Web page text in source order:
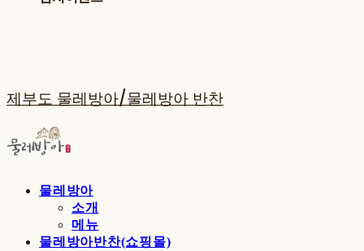
제부도 물레방아/물레방아 반찬
물레방아
소개
메뉴
물레방아반찬(쇼핑몰)